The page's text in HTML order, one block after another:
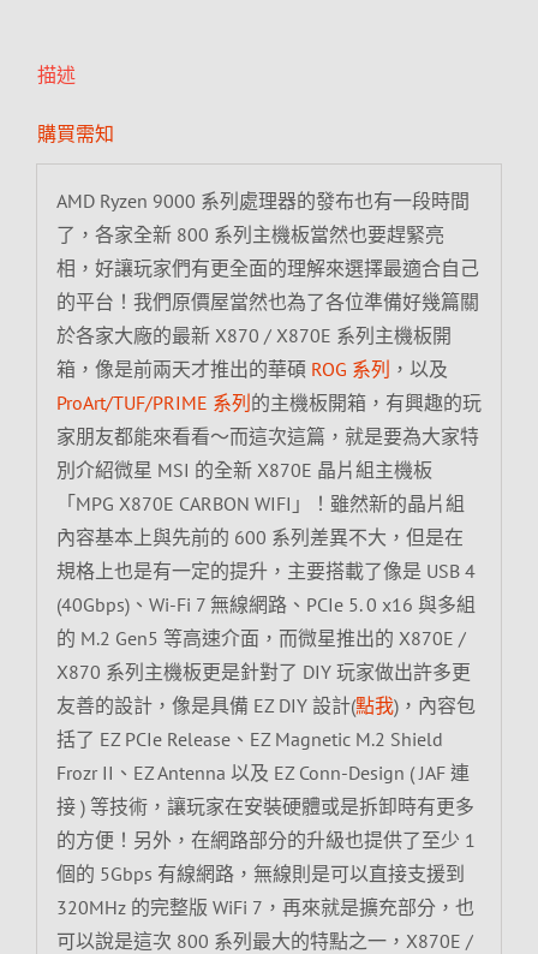
描述
購買需知
AMD Ryzen 9000 系列處理器的發布也有一段時間
了，各家全新 800 系列主機板當然也要趕緊亮
相，好讓玩家們有更全面的理解來選擇最適合自己
的平台！我們原價屋當然也為了各位準備好幾篇關
於各家大廠的最新 X870 / X870E 系列主機板開
箱，像是前兩天才推出的華碩 ROG 系列 ，以及
ProArt/TUF/PRIME 系列的主機板開箱，有興趣的玩
家朋友都能來看看～而這次這篇，就是要為大家特
別介紹微星 MSI 的全新 X870E 晶片組主機板
「MPG X870E CARBON WIFI」！雖然新的晶片組
內容基本上與先前的 600 系列差異不大，但是在
規格上也是有一定的提升，主要搭載了像是 USB 4
(40Gbps)、Wi-Fi 7 無線網路、PCIe 5. 0 x16 與多組
的 M.2 Gen5 等高速介面，而微星推出的 X870E /
X870 系列主機板更是針對了 DIY 玩家做出許多更
友善的設計，像是具備 EZ DIY 設計(點我)，內容包
括了 EZ PCIe Release、EZ Magnetic M.2 Shield
Frozr II、EZ Antenna 以及 EZ Conn-Design ( JAF 連
接 ) 等技術，讓玩家在安裝硬體或是拆卸時有更多
的方便！另外，在網路部分的升級也提供了至少 1
個的 5Gbps 有線網路，無線則是可以直接支援到
320MHz 的完整版 WiFi 7，再來就是擴充部分，也
可以說是這次 800 系列最大的特點之一，X870E /